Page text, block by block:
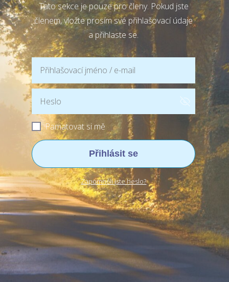
Tato sekce je pouze pro členy. Pokud jste
členem, vložte prosím své přihlašovací údaje
a přihlaste se.
Pamatovat si mě
Přihlásit se
Zapomněli jste heslo?